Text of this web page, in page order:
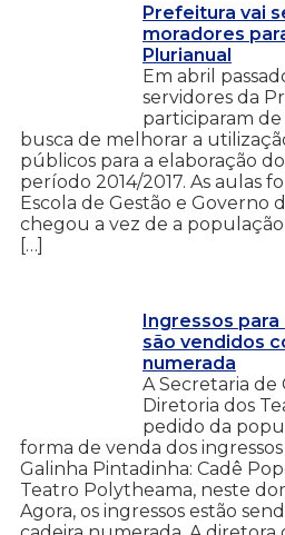
Prefeitura vai
moradores
Plurianual
Em abril
servidores da
participaram
busca de melhorar a
públicos para a elaboração
período 2014/2017. As aulas
Escola de Gestão e Governo
chegou a vez de a
[…]
Ingressos para
são vendidos
numerada
A Secretaria de
Diretoria dos
pedido da
forma de venda dos
Galinha Pintadinha: Cadê
Teatro Polytheama, neste
Agora, os ingressos estão